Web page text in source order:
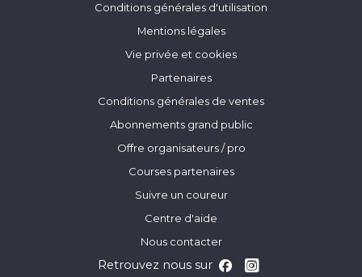
Conditions générales d'utilisation
Mentions légales
Vie privée et cookies
Partenaires
Conditions générales de ventes
Abonnements grand public
Offre organisateurs / pro
Courses partenaires
Suivre un coureur
Centre d'aide
Nous contacter
Retrouvez nous sur